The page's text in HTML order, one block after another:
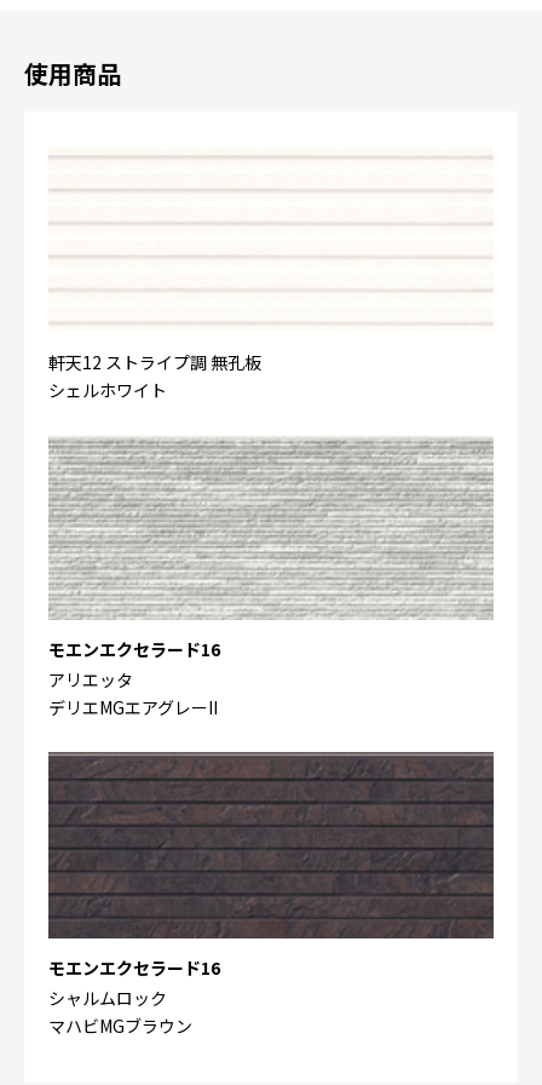
使用商品
軒天12 ストライプ調 無孔板
シェルホワイト
モエンエクセラード16
アリエッタ
デリエMGエアグレーII
モエンエクセラード16
シャルムロック
マハビMGブラウン